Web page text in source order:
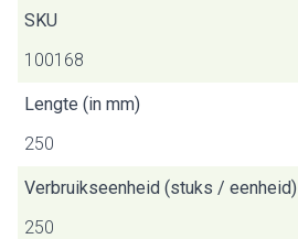
SKU
100168
Lengte (in mm)
250
Verbruikseenheid (stuks / eenheid)
250